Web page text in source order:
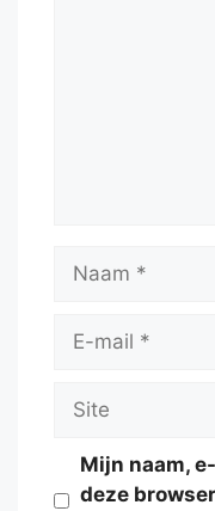
Naam
Site
Mijn naam,
deze